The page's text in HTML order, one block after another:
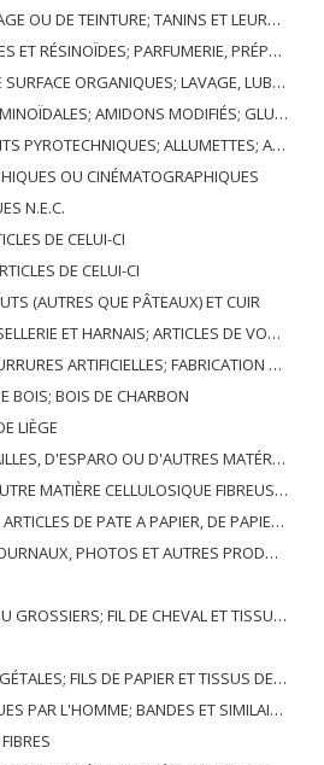
COLORANTS, PIGMENTS ET AUTRES MATIERES COLORANTES; PEINTURES, VERNIS; MASTIC, AUTRES MASTIQUES; ENCRES
PARFUMERIE, PRÉPARATIONS COSMÉTIQUES OU DE TOILETTE
À L'ÉPURATION; CIRES ARTIFICIELLES OU PRÉPARÉES, BOUGIES ET ARTICLES SIMILAIRES, PÂTES À MODÉLISER, CIRES DENTAIRES ET PRÉPARATIONS DENTAIRES À BASE DE PLÂTRE
AMIDONS MODIFIÉS; GLUES; ENZYMES
ALLIAGES PYROPHORIQUES; CERTAINES PRÉPARATIONS COMBUSTIBLES
OU CINÉMATOGRAPHIQUES
N.E.C.
DE CELUI-CI
DE CELUI-CI
(AUTRES QUE PÂTEAUX) ET CUIR
SACS À MAIN ET RÉCIPIENTS ANALOGUES; ARTICLES DE GUT ANIMAL (AUTRE QUE GUT DE SOIE-VERT)
ARTIFICIELLES; FABRICATION DE CELLES-CI
BOIS; BOIS DE CHARBON
LIÈGE
D'AUTRES MATÉRIAUX DE COULÉE; BASKETWARE ET WICKERWORK
FIBREUSE; PAPIER OU CARTON RÉCUPÉRÉ (DÉCHETS ET DÉCHETS)
DE PATE A PAPIER, DE PAPIER OU DE CARTON
PRODUITS DE L'INDUSTRIE DE L'IMPRIMERIE; MANUSCRITS, TYPESCRIPTS ET PLANS
FIL DE CHEVAL ET TISSU TISSÉ
FILS DE PAPIER ET TISSUS DE FILS DE PAPIER
BANDES ET SIMILAIRES DE MATIERES TEXTILES SYNTHETIQUES